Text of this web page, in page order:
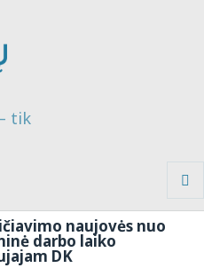
tik
naujovės nuo
darbo laiko
DK